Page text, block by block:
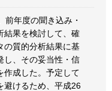
前年度の聞き込み・
結果を検討して、確
の質的分析結果に基
し、その妥当性・信
作成した。予定して
避けるため、平成26